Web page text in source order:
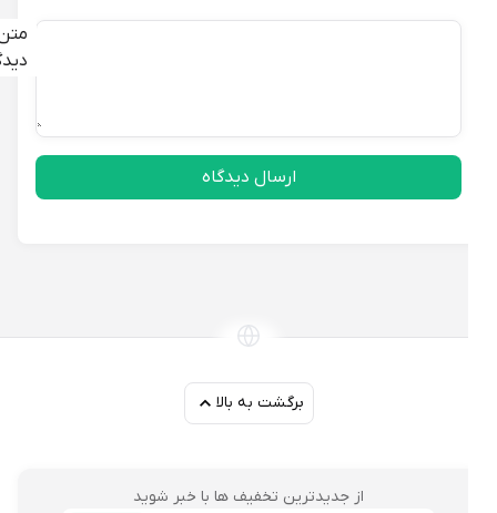
متن
دیدگاه
ارسال دیدگاه
برگشت به بالا
از جدیدترین تخفیف ها با خبر شوید